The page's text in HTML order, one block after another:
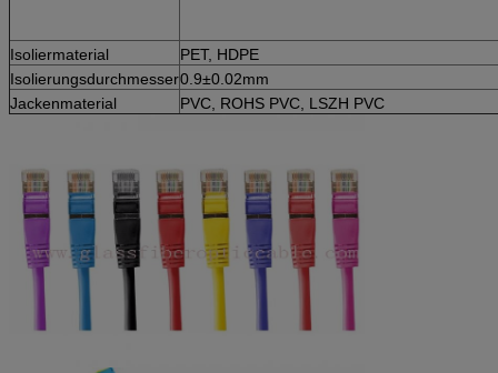
Isoliermaterial
PET, HDPE
Isolierungsdurchmesser0.9±0.02mm
Jackenmaterial
PVC, ROHS PVC, LSZH PVC